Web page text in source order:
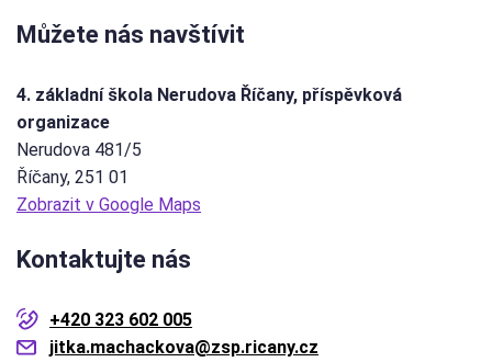
Můžete nás navštívit
4. základní škola Nerudova Říčany, příspěvková
organizace
Nerudova 481/5
Říčany, 251 01
Zobrazit v Google Maps
Kontaktujte nás
+420 323 602 005
jitka.machackova@zsp.ricany.cz